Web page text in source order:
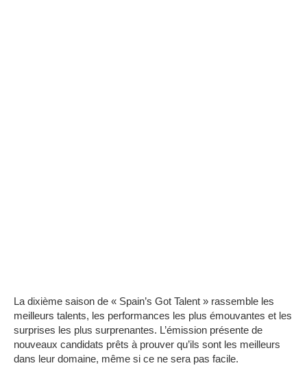
La dixième saison de « Spain’s Got Talent » rassemble les
meilleurs talents, les performances les plus émouvantes et les
surprises les plus surprenantes. L’émission présente de
nouveaux candidats prêts à prouver qu’ils sont les meilleurs
dans leur domaine, même si ce ne sera pas facile.